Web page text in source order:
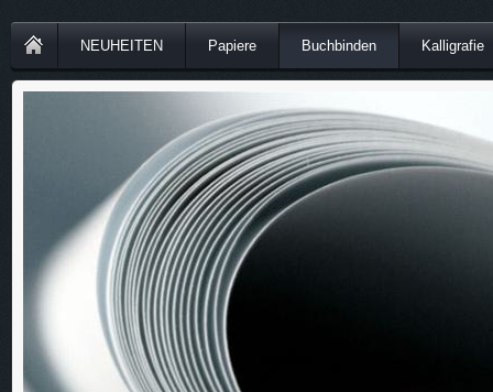
NEUHEITEN Papiere Buchbinden Kalligrafie